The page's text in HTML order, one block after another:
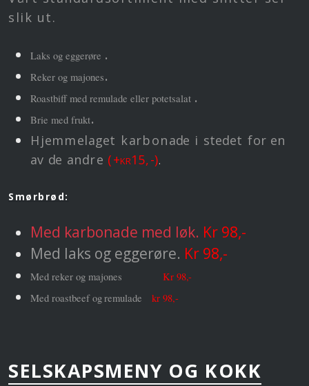
slik ut.
Laks og eggerøre .
Reker og majones.
Roastbiff med remulade eller potetsalat .
Brie med frukt.
Hjemmelaget karbonade i stedet for en
av de andre (+kr15,-).
Smørbrød:
Med karbonade med løk. Kr 98,-
Med laks og eggerøre. Kr 98,-
Med reker og majones Kr 98,-
Med roastbeef og remulade kr 98,-
SELSKAPSMENY OG KOKK